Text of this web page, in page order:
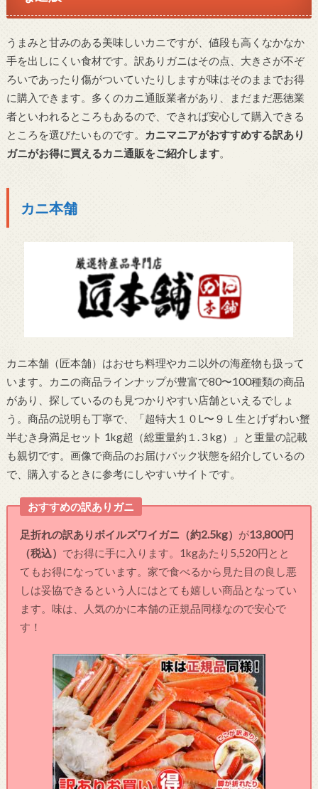
うまみと甘みのある美味しいカニですが、値段も高くなかなか
手を出しにくい食材です。訳ありガニはその点、大きさが不ぞ
ろいであったり傷がついていたりしますが味はそのままでお得
に購入できます。 多くのカニ通販業者があり、まだまだ悪徳業
者といわれるところもあるので、できれば安心して購入できる
ところを選びたいものです。
カニマニアがおすすめする訳あり
ガニがお得に買えるカニ通販をご紹介します。
カニ本舗
カニ本舗（匠本舗）はおせち料理やカニ以外の海産物も扱って
います。カニの商品ラインナップが豊富で80〜100種類の商品
があり、探しているのも見つかりやすい店舗といえるでしょ
う。商品の説明も丁寧で、「超特大１０L〜９Ｌ生とげずわい蟹
半むき身満足セット 1kg超（総重量約１.３kg）」と重量の記載
も親切です。画像で商品のお届けパック状態を紹介しているの
で、購入するときに参考にしやすいサイトです。
おすすめの訳ありガニ
足折れの訳ありボイルズワイガニ（約2.5kg） が13,800円
（税込） でお得に手に入ります。1kgあたり5,520円とと
てもお得になっています。家で食べるから見た目の良し悪
しは妥協できるという人にはとても嬉しい商品となってい
ます。味は、人気のかに本舗の正規品同様なので安心で
す！